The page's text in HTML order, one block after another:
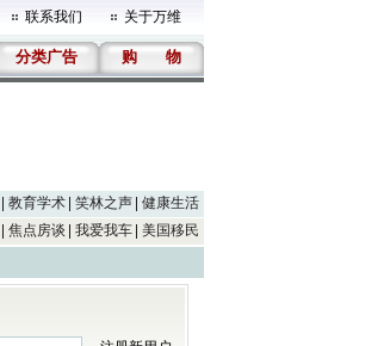
联系我们 关于万维
分类广告 购 物
教育学术 笑林之声
健康生活
焦点房谈 我爱我车 美国移民